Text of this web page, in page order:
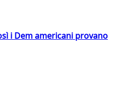
i Dem americani provano